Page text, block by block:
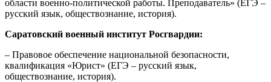
области военно-политической работы. Преподаватель» (ЕГЭ –
русский язык, обществознание, история).
Саратовский военный институт Росгвардии:
– Правовое обеспечение национальной безопасности,
квалификация «Юрист» (ЕГЭ – русский язык,
обществознание, история).